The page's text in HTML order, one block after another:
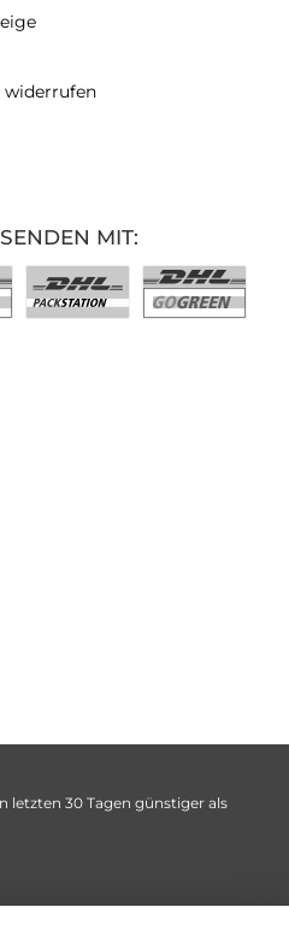
widerrufen
MIT:
letzten 30 Tagen günstiger als